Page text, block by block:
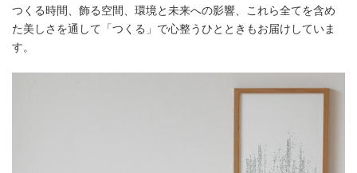
つくる時間、飾る空間、環境と未来への影響、これら全てを含め
た美しさを通して「つくる」で心整うひとときもお届けしていま
す。